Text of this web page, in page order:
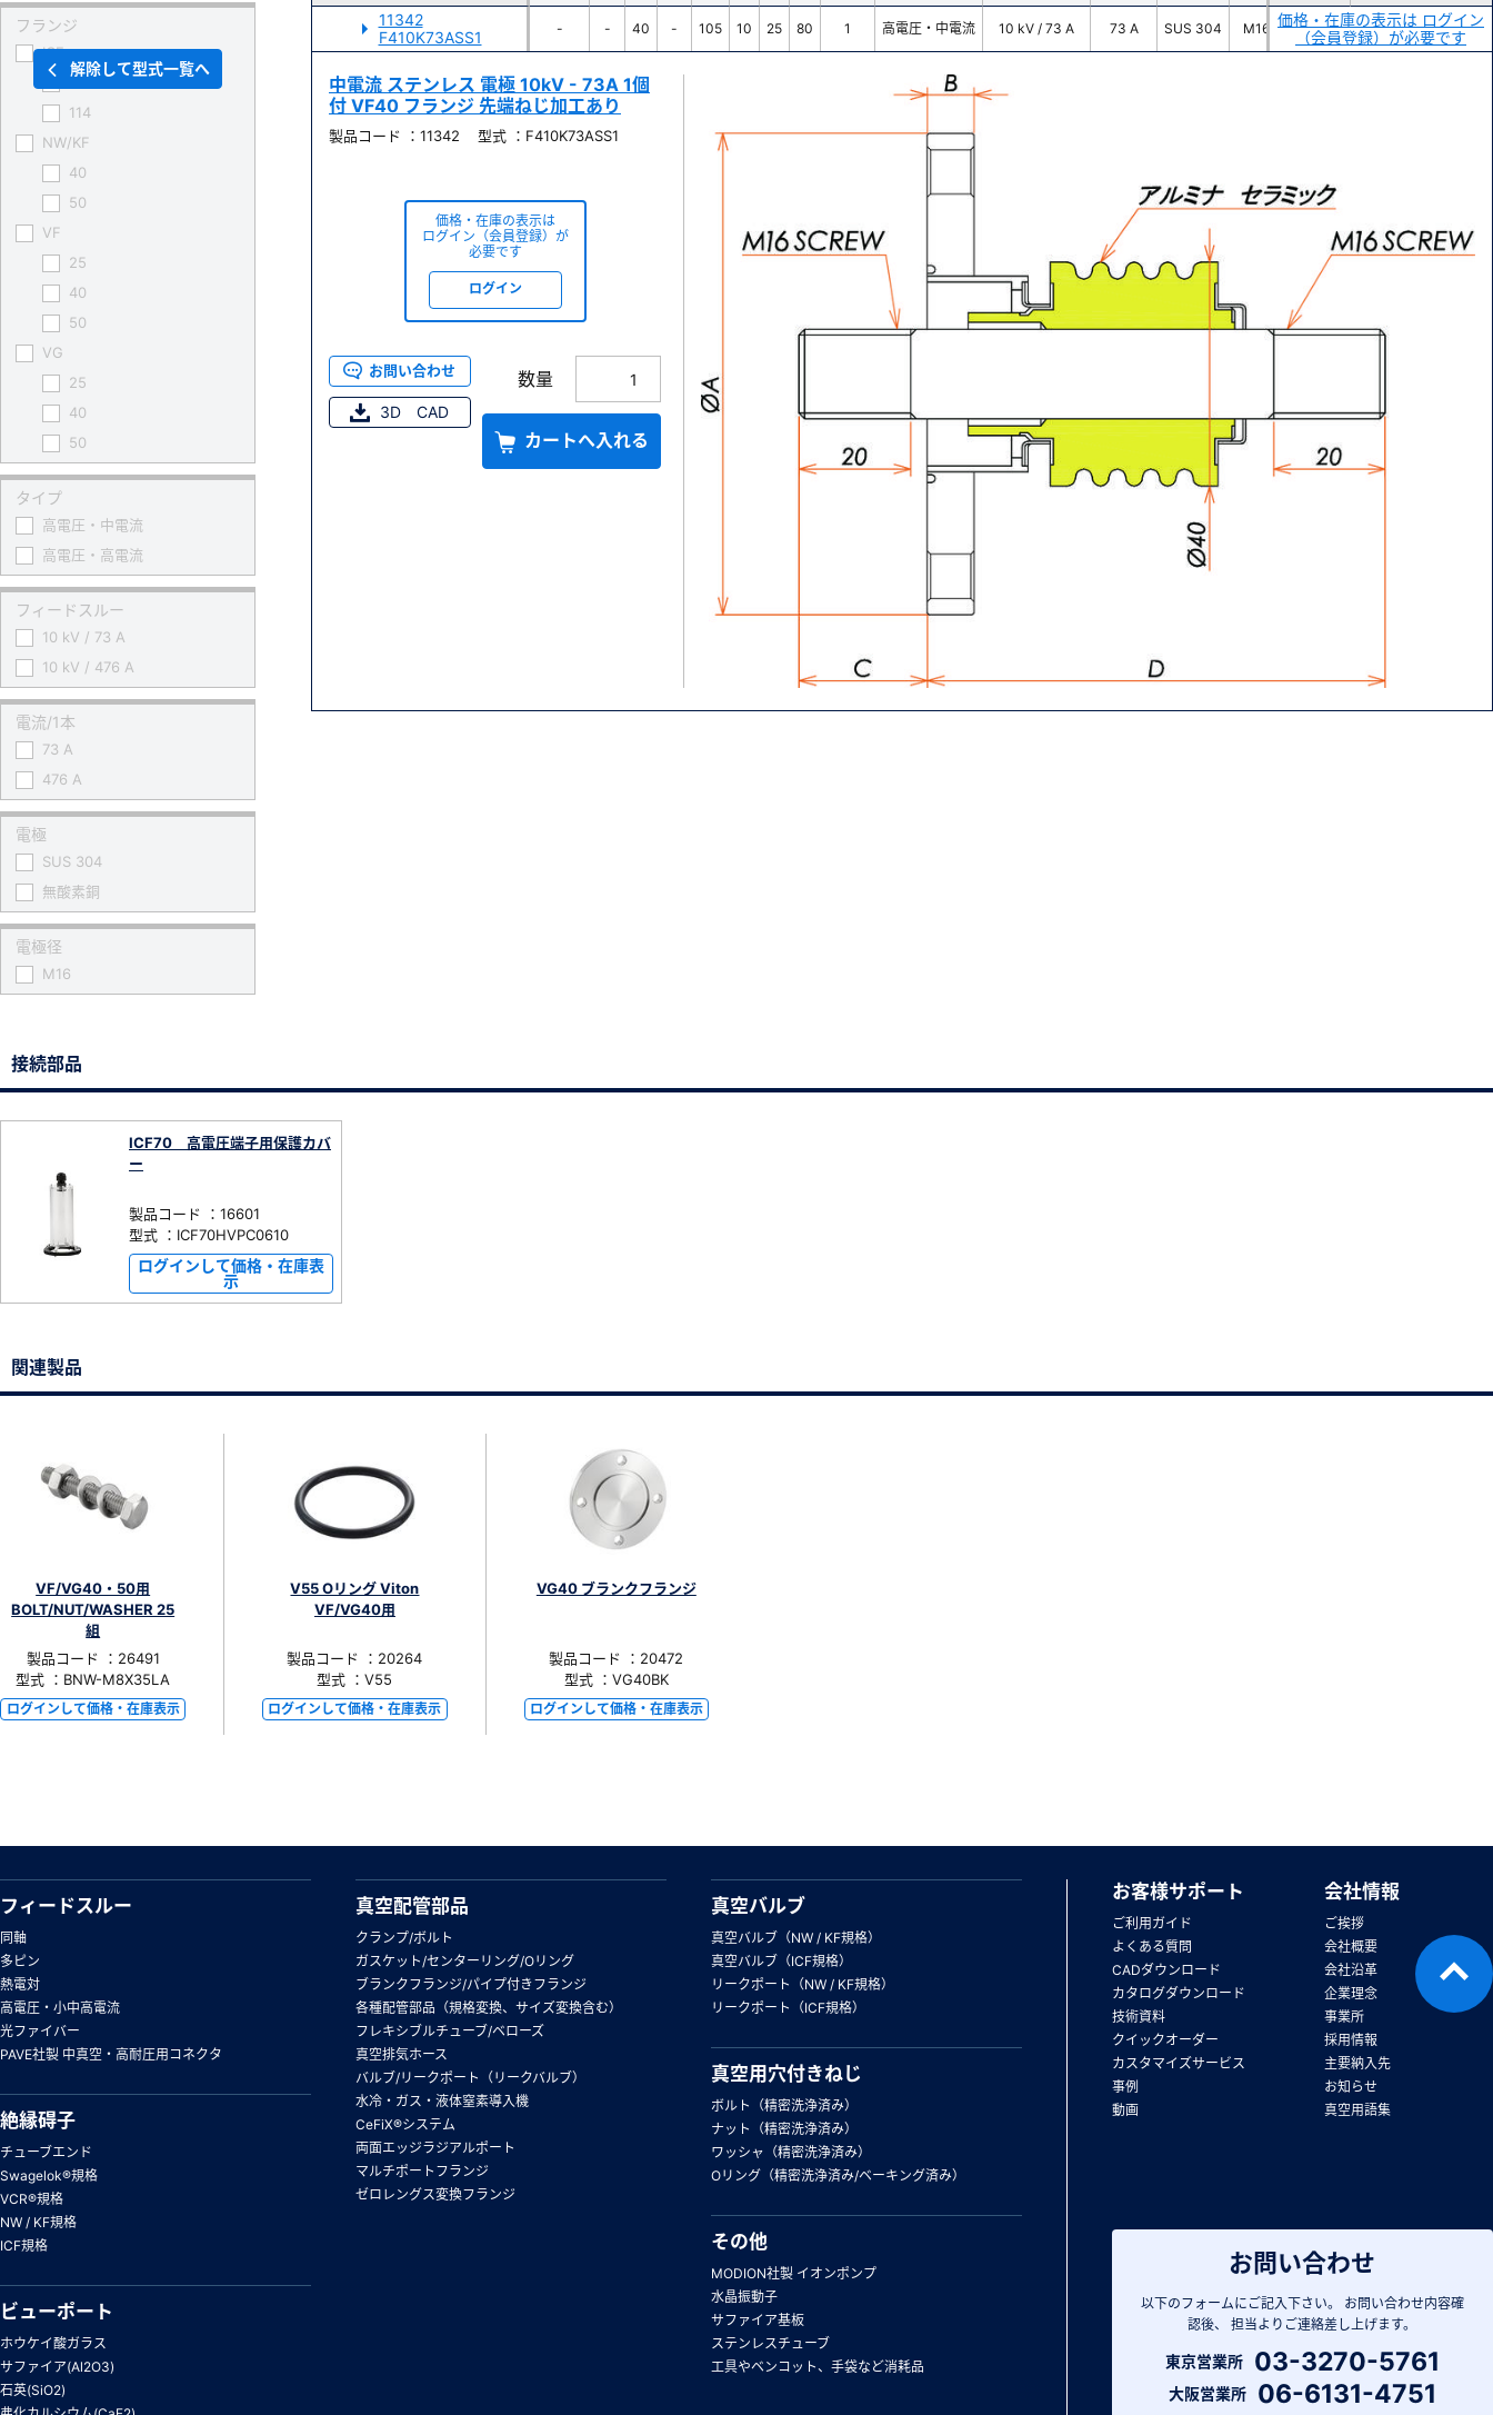
11342
F410K73ASS1
- - 40 - 105 10 25 80 1 高電圧・中電流 10 kV / 73 A 73 A SUS 304 M16
価格・在庫の表示は ログイン
（会員登録）が必要です
中電流 ステンレス 電極 10kV - 73A 1個
付 VF40 フランジ 先端ねじ加工あり
製品コード ：11342 型式 ：F410K73ASS1
価格・在庫の表示は
ログイン（会員登録）が
必要です
ログイン
お問い合わせ
3D CAD
数量
カートへ入れる
フランジ
ICF
70
114
NW/KF
40
50
VF
25
40
50
VG
25
40
50
タイプ
高電圧・中電流
高電圧・高電流
フィードスルー
10 kV / 73 A
10 kV / 476 A
電流/1本
73 A
476 A
電極
SUS 304
無酸素銅
電極径
M16
解除して型式一覧へ
接続部品
ICF70 高電圧端子用保護カバ
ー
製品コード ：16601
型式 ：ICF70HVPC0610
ログインして価格・在庫表
示
関連製品
VF/VG40・50用
BOLT/NUT/WASHER 25
組
製品コード ：26491
型式 ：BNW-M8X35LA
ログインして価格・在庫表示
V55 Oリング Viton
VF/VG40用
製品コード ：20264
型式 ：V55
ログインして価格・在庫表示
VG40 ブランクフランジ
製品コード ：20472
型式 ：VG40BK
ログインして価格・在庫表示
お問い合わせ
以下のフォームにご記入下さい。
お問い合わせ内容確
認後、
担当よりご連絡差し上げます。
東京営業所 03-3270-5761
大阪営業所 06-6131-4751
フィードスルー
同軸
多ピン
熱電対
高電圧・小中高電流
光ファイバー
PAVE社製 中真空・高耐圧用コネクタ
絶縁碍子
チューブエンド
Swagelok®規格
VCR®規格
NW / KF規格
ICF規格
ビューポート
ホウケイ酸ガラス
サファイア(Al2O3)
石英(SiO2)
真空配管部品
クランプ/ボルト
ガスケット/センターリング/Oリング
ブランクフランジ/パイプ付きフランジ
各種配管部品（規格変換、サイズ変換含む）
フレキシブルチューブ/ベローズ
真空排気ホース
バルブ/リークポート（リークバルブ）
水冷・ガス・液体窒素導入機
CeFiX®システム
両面エッジラジアルポート
マルチポートフランジ
ゼロレングス変換フランジ
真空バルブ
真空バルブ（NW / KF規格）
真空バルブ（ICF規格）
リークポート（NW / KF規格）
リークポート（ICF規格）
真空用穴付きねじ
ボルト（精密洗浄済み）
ナット（精密洗浄済み）
ワッシャ（精密洗浄済み）
Oリング（精密洗浄済み/ベーキング済み）
その他
MODION社製 イオンポンプ
水晶振動子
サファイア基板
ステンレスチューブ
工具やベンコット、手袋など消耗品
お客様サポート
ご利用ガイド
よくある質問
CADダウンロード
カタログダウンロード
技術資料
クイックオーダー
カスタマイズサービス
事例
動画
会社情報
ご挨拶
会社概要
会社沿革
企業理念
事業所
採用情報
主要納入先
お知らせ
真空用語集